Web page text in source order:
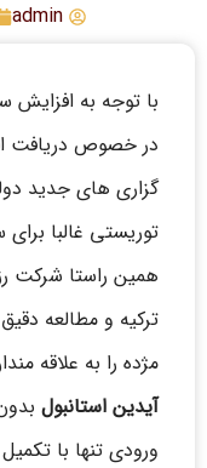
admin
با توجه به افزایش
در خصوص دریافت
گزاری های جدید
توریستی غالبا برای
همین راستا شرکت
ترکیه و مطالعه
مژده را به علاقه
آیدین استانبول
ورودی تنها با